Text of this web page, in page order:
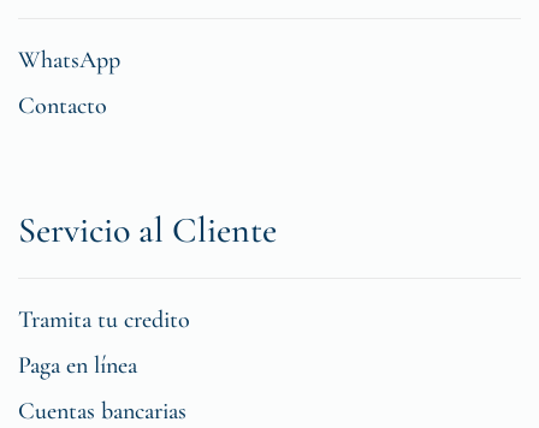
WhatsApp
Contacto
Servicio al Cliente
Tramita tu credito
Paga en línea
Cuentas bancarias